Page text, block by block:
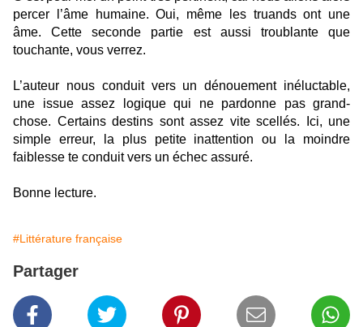
percer l’âme humaine. Oui, même les truands ont une
âme. Cette seconde partie est aussi troublante que
touchante, vous verrez.
L’auteur nous conduit vers un dénouement inéluctable,
une issue assez logique qui ne pardonne pas grand-
chose. Certains destins sont assez vite scellés. Ici, une
simple erreur, la plus petite inattention ou la moindre
faiblesse te conduit vers un échec assuré.
Bonne lecture.
#Littérature française
Partager